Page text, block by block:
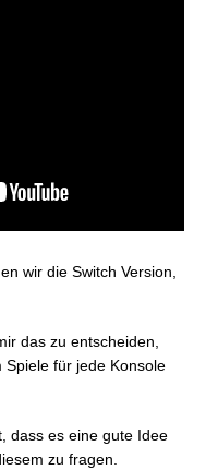
wir die Switch Version,
das zu entscheiden,
für jede Konsole
dass es eine gute Idee
zu fragen.